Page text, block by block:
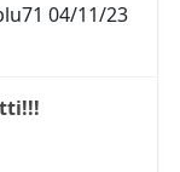
04/11/23